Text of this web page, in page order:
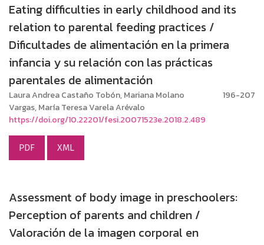
Eating difficulties in early childhood and its
relation to parental feeding practices /
Dificultades de alimentación en la primera
infancia y su relación con las prácticas
parentales de alimentación
Laura Andrea Castaño Tobón, Mariana Molano
Vargas, María Teresa Varela Arévalo
196-207
https://doi.org/10.22201/fesi.20071523e.2018.2.489
PDF XML
Assessment of body image in preschoolers:
Perception of parents and children /
Valoración de la imagen corporal en